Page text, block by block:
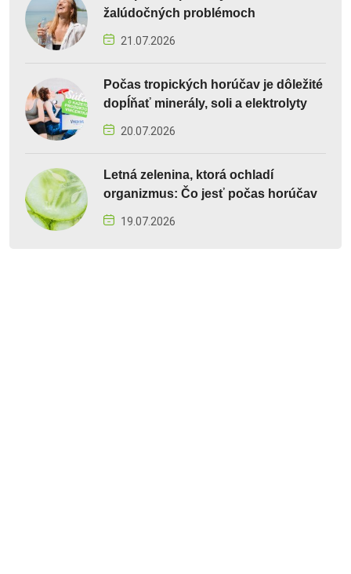
žalúdočných problémoch
21.07.2026
Počas tropických horúčav je dôležité
dopĺňať minerály, soli a elektrolyty
20.07.2026
Letná zelenina, ktorá ochladí
organizmus: Čo jesť počas horúčav
19.07.2026